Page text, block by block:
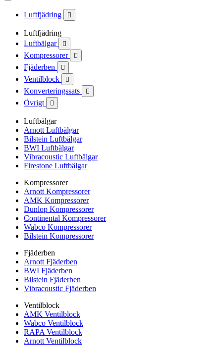
Luftfjädring 
Luftfjädring
Luftbälgar

Kompressorer 
Fjäderben 
Ventilblock 
Konverteringssats 
Övrigt 
Luftbälgar
Arnott Luftbälgar
Bilstein Luftbälgar
BWI Luftbälgar
Vibracoustic Luftbälgar
Firestone Luftbälgar
Kompressorer
Arnott Kompressorer
AMK Kompressorer
Dunlop Kompressorer
Continental Kompressorer
Wabco Kompressorer
Bilstein Kompressorer
Fjäderben
Arnott Fjäderben
BWI Fjäderben
Bilstein Fjäderben
Vibracoustic Fjäderben
Ventilblock
AMK Ventilblock
Wabco Ventilblock
RAPA Ventilblock
Arnott Ventilblock